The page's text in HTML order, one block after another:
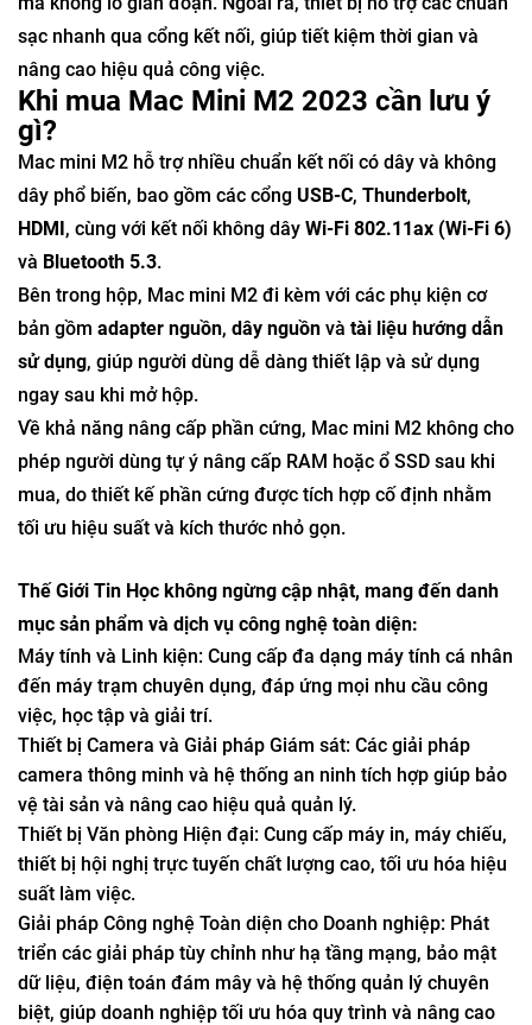
sạc nhanh qua cổng kết nối, giúp tiết kiệm thời gian và
nâng cao hiệu quả công việc.
Khi mua Mac Mini M2 2023 cần lưu ý
gì?
Mac mini M2 hỗ trợ nhiều chuẩn kết nối có dây và không
dây phổ biến, bao gồm các cổng USB-C, Thunderbolt,
HDMI, cùng với kết nối không dây Wi-Fi 802.11ax (Wi-Fi 6)
và Bluetooth 5.3.
Bên trong hộp, Mac mini M2 đi kèm với các phụ kiện cơ
bản gồm adapter nguồn, dây nguồn và tài liệu hướng dẫn
sử dụng, giúp người dùng dễ dàng thiết lập và sử dụng
ngay sau khi mở hộp.
Về khả năng nâng cấp phần cứng, Mac mini M2 không cho
phép người dùng tự ý nâng cấp RAM hoặc ổ SSD sau khi
mua, do thiết kế phần cứng được tích hợp cố định nhằm
tối ưu hiệu suất và kích thước nhỏ gọn.
Thế Giới Tin Học không ngừng cập nhật, mang đến danh
mục sản phẩm và dịch vụ công nghệ toàn diện:
Máy tính và Linh kiện: Cung cấp đa dạng máy tính cá nhân
đến máy trạm chuyên dụng, đáp ứng mọi nhu cầu công
việc, học tập và giải trí.
Thiết bị Camera và Giải pháp Giám sát: Các giải pháp
camera thông minh và hệ thống an ninh tích hợp giúp bảo
vệ tài sản và nâng cao hiệu quả quản lý.
Thiết bị Văn phòng Hiện đại: Cung cấp máy in, máy chiếu,
thiết bị hội nghị trực tuyến chất lượng cao, tối ưu hóa hiệu
suất làm việc.
Giải pháp Công nghệ Toàn diện cho Doanh nghiệp: Phát
triển các giải pháp tùy chỉnh như hạ tầng mạng, bảo mật
dữ liệu, điện toán đám mây và hệ thống quản lý chuyên
biệt, giúp doanh nghiệp tối ưu hóa quy trình và nâng cao